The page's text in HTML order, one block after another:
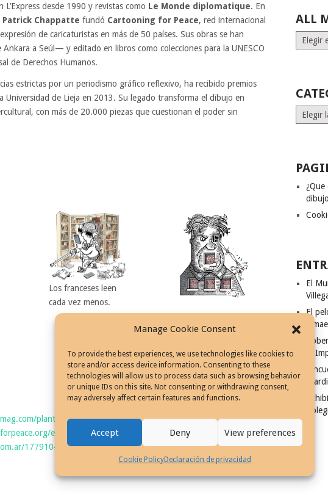
Manage Cookie Consent
To provide the best experiences, we use technologies like cookies to
store and/or access device information. Consenting to these
technologies will allow us to process data such as browsing behavior
or unique IDs on this site. Not consenting or withdrawing consent,
may adversely affect certain features and functions.
Accept Deny View preferences
Cookie PolicyDeclaración de privacidad
L’Express desde 1990 y revistas como Le Monde diplomatique. En
Patrick Chappatte fundó Cartooning for Peace, red internacional
de caricaturistas en más de 50 países. Sus obras se han
a Seúl— y editado en libros como colecciones para la UNESCO
de Derechos Humanos.
estrictas por un periodismo gráfico reflexivo, ha recibido premios
Universidad de Lieja en 2013. Su legado transforma el dibujo en
con más de 20.000 piezas que cuestionan el poder sin
Los franceses leen
cada vez menos.
plantu-cincuenta-anos-dibujos-caricaturista-entrevista/
en/dessinateurs/plantu/
1779104-plantu-el-periodista-que-dibuja-divierte-y-reflexiona-en-
ALL
ALL
El
El
El
Filardi